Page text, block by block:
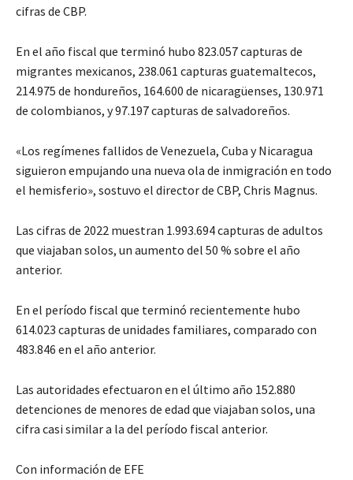
cifras de CBP.
En el año fiscal que terminó hubo 823.057 capturas de
migrantes mexicanos, 238.061 capturas guatemaltecos,
214.975 de hondureños, 164.600 de nicaragüenses, 130.971
de colombianos, y 97.197 capturas de salvadoreños.
«Los regímenes fallidos de Venezuela, Cuba y Nicaragua
siguieron empujando una nueva ola de inmigración en todo
el hemisferio», sostuvo el director de CBP, Chris Magnus.
Las cifras de 2022 muestran 1.993.694 capturas de adultos
que viajaban solos, un aumento del 50 % sobre el año
anterior.
En el período fiscal que terminó recientemente hubo
614.023 capturas de unidades familiares, comparado con
483.846 en el año anterior.
Las autoridades efectuaron en el último año 152.880
detenciones de menores de edad que viajaban solos, una
cifra casi similar a la del período fiscal anterior.
Con información de EFE